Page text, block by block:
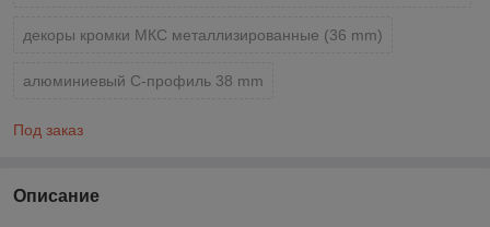
декоры кромки МКС металлизированные (36 mm)
алюминиевый С-профиль 38 mm
Под заказ
Описание